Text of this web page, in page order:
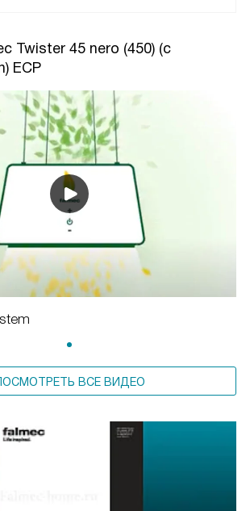
Twister 45 nero (450) (с
ECP
ВСЕ ВИДЕО